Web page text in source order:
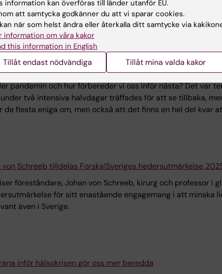
pandemins lärdomar gå till spillo - Att skapa en bättre
pandemin och hur förbereder vi oss inför nästa? Det var
två intensiva halvdagar träffades för att se tillbaka,
de flesta eniga om, men också att det finns en hel del kvar
von Schreeb tilldelas Forska!Sveriges hedersutmärkelse
föreståndare, Johan von Schreeb, kirurg och professor
för sitt enastående engagemang i att
även i Sverige.
inför hälsokrisen gör oss mer beredda
information kan överföras till länder utanför EU.
att samtycka godkänner du att vi sparar cookies.
när som helst ändra eller återkalla ditt samtycke via
information om våra kakor
this information in English
Tillåt endast nödvändiga Tillåt mina valda kakor